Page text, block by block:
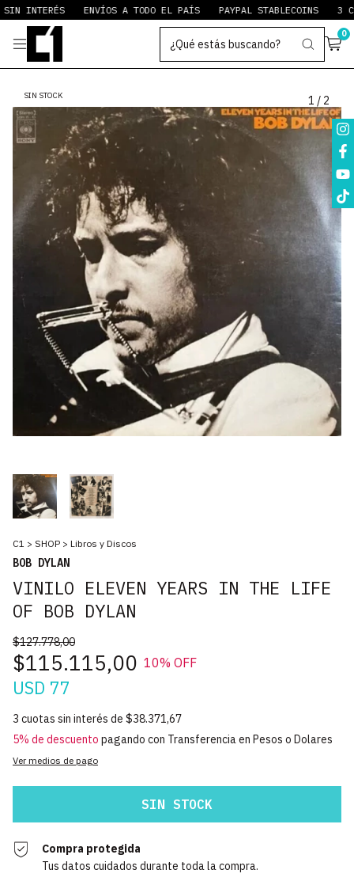
INTERÉS ENVÍOS A TODO EL PAÍS PAYPAL STABLECOINS 3
0
SIN STOCK 1 / 2
C1 > SHOP > Libros y Discos
BOB DYLAN
VINILO ELEVEN YEARS IN THE LIFE
OF BOB DYLAN
$127.778,00
$115.115,00 10% OFF
USD 77
3 cuotas sin interés de $38.371,67
5% de descuento pagando con Transferencia en Pesos o Dolares
Ver medios de pago
Compra protegida
Tus datos cuidados durante toda la compra.